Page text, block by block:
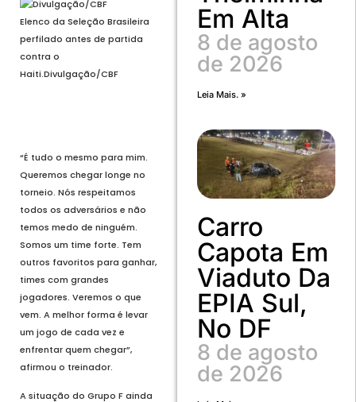
Elenco da Seleção Brasileira
perfilado antes de partida
contra o
Haiti.Divulgação/CBF
“É tudo o mesmo para mim.
Queremos chegar longe no
torneio. Nós respeitamos
todos os adversários e não
temos medo de ninguém.
Somos um time forte. Tem
outros favoritos para ganhar,
times com grandes
jogadores. Veremos o que
vem. A melhor forma é levar
um jogo de cada vez e
enfrentar quem chegar”,
afirmou o treinador.
A situação do Grupo F ainda
Em Alta
8 de agosto
de 2026
Leia Mais. »
Carro
Capota Em
Viaduto Da
EPIA Sul,
No DF
8 de agosto
de 2026